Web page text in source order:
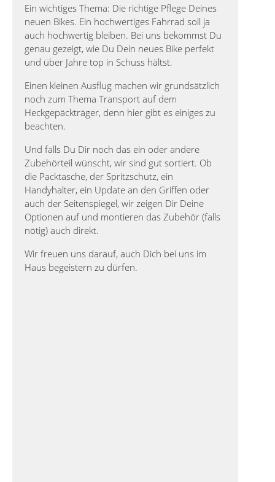
Ein wichtiges Thema: Die richtige Pflege Deines
neuen Bikes. Ein hochwertiges Fahrrad soll ja
auch hochwertig bleiben. Bei uns bekommst Du
genau gezeigt, wie Du Dein neues Bike perfekt
und über Jahre top in Schuss hältst.
Einen kleinen Ausflug machen wir grundsätzlich
noch zum Thema Transport auf dem
Heckgepäckträger, denn hier gibt es einiges zu
beachten.
Und falls Du Dir noch das ein oder andere
Zubehörteil wünscht, wir sind gut sortiert. Ob
die Packtasche, der Spritzschutz, ein
Handyhalter, ein Update an den Griffen oder
auch der Seitenspiegel, wir zeigen Dir Deine
Optionen auf und montieren das Zubehör (falls
nötig) auch direkt.
Wir freuen uns darauf, auch Dich bei uns im
Haus begeistern zu dürfen.